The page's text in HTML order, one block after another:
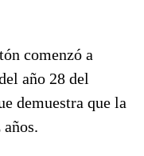
comenzó a
año 28 del
demuestra que la